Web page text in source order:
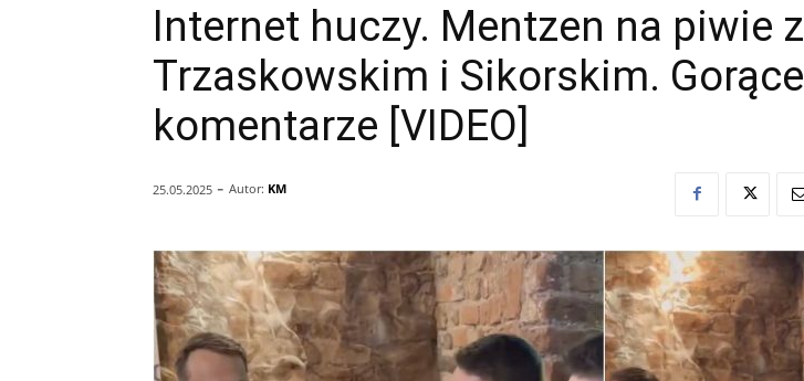
Internet huczy. Mentzen na piwie z
Trzaskowskim i Sikorskim. Gorące
komentarze [VIDEO]
25.05.2025 - Autor: KM